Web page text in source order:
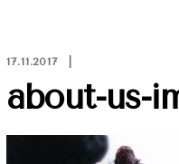
17.11.2017
about-us-